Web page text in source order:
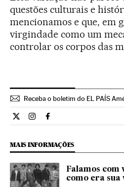
questões culturais e
mencionamos e que, em
virgindade como um
controlar os corpos das
Receba o boletim do EL PAÍS
Estilo El País Brasil en Twitter
Estilo El País Brasil en
Estilo El País Brasil en
MAIS INFORMAÇÕES
Falamos com
como era sua